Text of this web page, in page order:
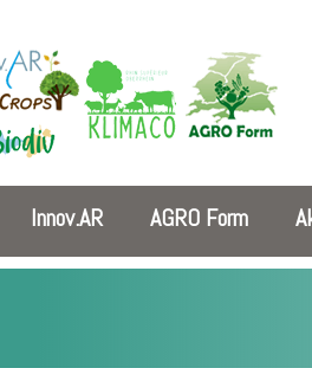
Innov.AR AGRO Form